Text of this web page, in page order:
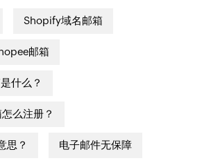
Shopify域名邮箱
邮箱
什么？
么注册？
思？ 电子邮件无保障